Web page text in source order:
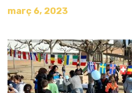
març 6, 2023